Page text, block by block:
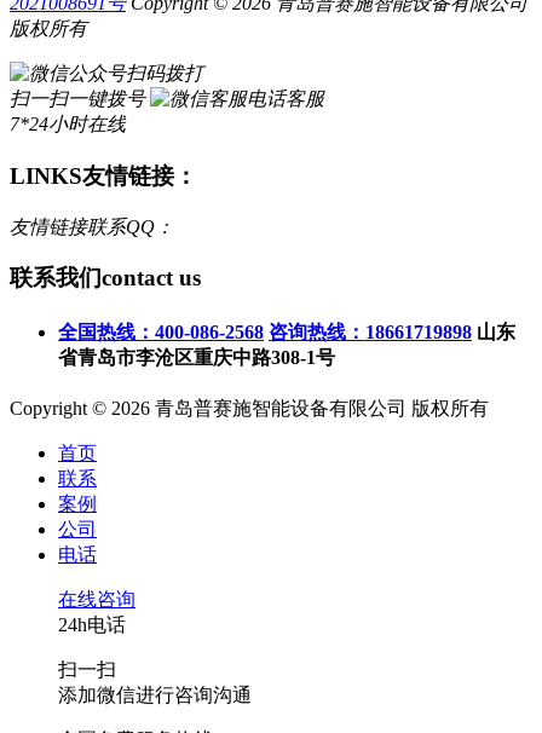
版权所有
扫码拨打
扫一扫一键拨号
电话客服
7*24小时在线
LINKS友情链接：
友情链接联系QQ：
联系我们contact us
全国热线：400-086-2568 咨询热线：18661719898 山东
省青岛市李沧区重庆中路308-1号
Copyright © 2026 青岛普赛施智能设备有限公司 版权所有
首页
联系
案例
公司
电话
在线咨询
24h电话
扫一扫
添加微信进行咨询沟通